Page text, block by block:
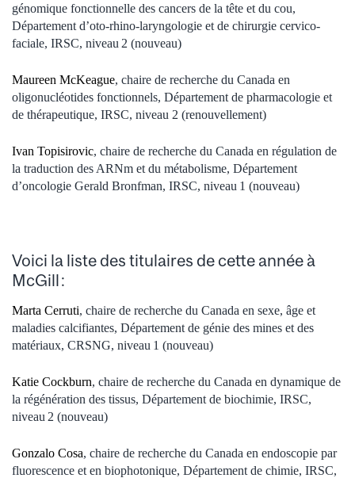
génomique fonctionnelle des cancers de la tête et du cou,
Département d’oto-rhino-laryngologie et de chirurgie cervico-
faciale, IRSC, niveau 2 (nouveau)
Maureen McKeague, chaire de recherche du Canada en
oligonucléotides fonctionnels, Département de pharmacologie et
de thérapeutique, IRSC, niveau 2 (renouvellement)
Ivan Topisirovic, chaire de recherche du Canada en régulation de
la traduction des ARNm et du métabolisme, Département
d’oncologie Gerald Bronfman, IRSC, niveau 1 (nouveau)
Voici la liste des titulaires de cette année à
McGill :
Marta Cerruti, chaire de recherche du Canada en sexe, âge et
maladies calcifiantes, Département de génie des mines et des
matériaux, CRSNG, niveau 1 (nouveau)
Katie Cockburn, chaire de recherche du Canada en dynamique de
la régénération des tissus, Département de biochimie, IRSC,
niveau 2 (nouveau)
Gonzalo Cosa, chaire de recherche du Canada en endoscopie par
fluorescence et en biophotonique, Département de chimie, IRSC,